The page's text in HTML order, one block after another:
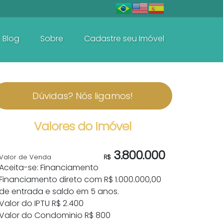
Cadastre seu Imóvel
Sobre
Blog
Dúvidas? Nós ligamos!
Valores do Imóvel
R$3.800.000
de Venda
se: Financiamento
direto com R$ 1.000.000,00
entrada e saldo em 5 anos.
do IPTU R$ 2.400
do Condominio R$ 800